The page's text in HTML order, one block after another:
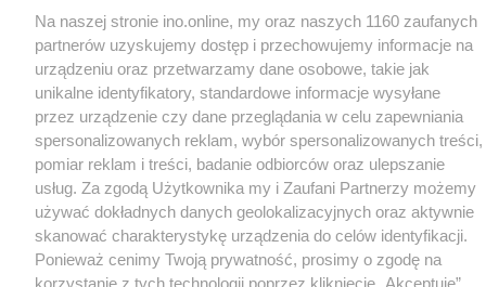
Na naszej stronie ino.online, my oraz naszych 1160 zaufanych
partnerów uzyskujemy dostęp i przechowujemy informacje na
urządzeniu oraz przetwarzamy dane osobowe, takie jak
unikalne identyfikatory, standardowe informacje wysyłane
przez urządzenie czy dane przeglądania w celu zapewniania
spersonalizowanych reklam, wybór spersonalizowanych treści,
pomiar reklam i treści, badanie odbiorców oraz ulepszanie
usług. Za zgodą Użytkownika my i Zaufani Partnerzy możemy
używać dokładnych danych geolokalizacyjnych oraz aktywnie
skanować charakterystykę urządzenia do celów identyfikacji.
Ponieważ cenimy Twoją prywatność, prosimy o zgodę na
korzystanie z tych technologii poprzez kliknięcie „Akceptuję”.